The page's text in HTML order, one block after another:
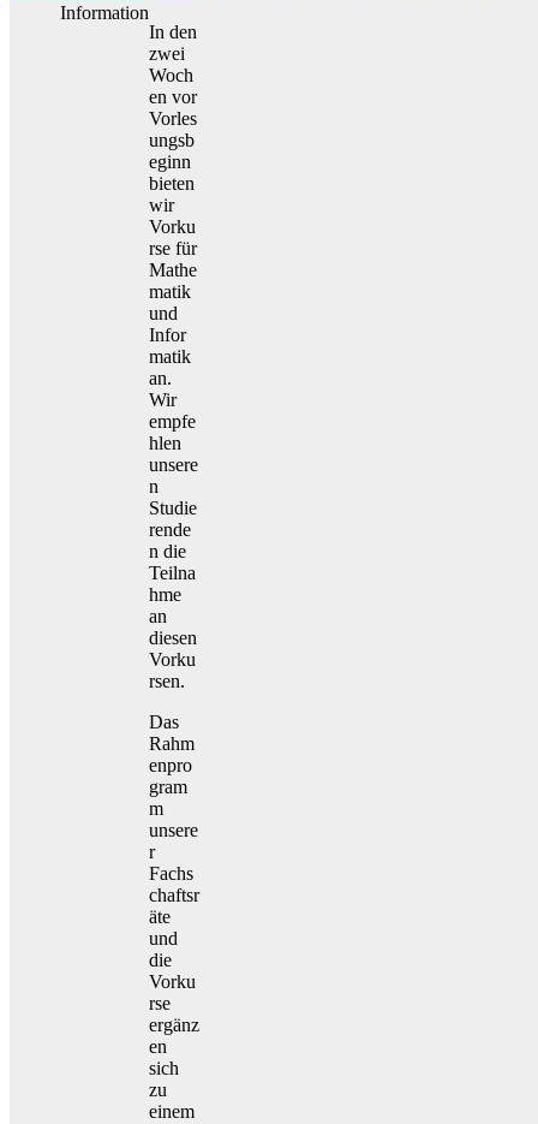
Information
In den
zwei
Woch
en vor
Vorles
ungsb
eginn
bieten
wir
Vorku
rse für
Mathe
matik
und
Infor
matik
an.
Wir
empfe
hlen
unsere
n
Studie
rende
n die
Teilna
hme
an
diesen
Vorku
rsen.
Das
Rahm
enpro
gram
m
unsere
r
Fachs
chaftsr
äte
und
die
Vorku
rse
ergänz
en
sich
zu
einem